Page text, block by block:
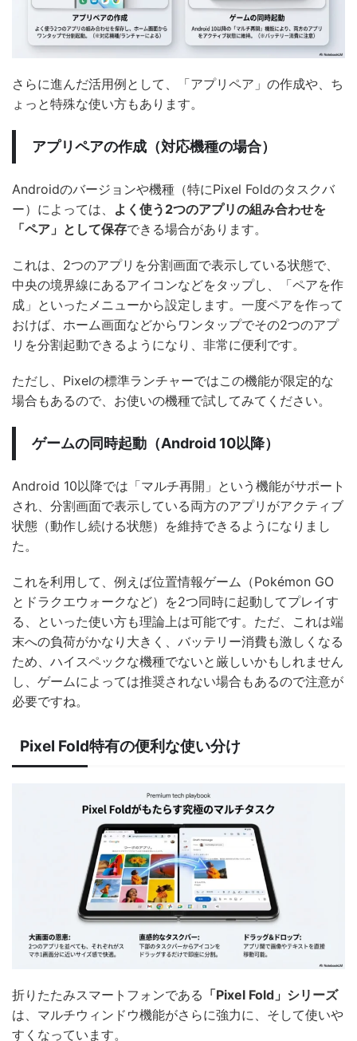
さらに進んだ活用例として、「アプリペア」の作成や、ち
ょっと特殊な使い方もあります。
アプリペアの作成（対応機種の場合）
Androidのバージョンや機種（特にPixel Foldのタスクバ
ー）によっては、 よく使う2つのアプリの組み合わせを
「ペア」として保存できる場合があります。
これは、2つのアプリを分割画面で表示している状態で、
中央の境界線にあるアイコンなどをタップし、「ペアを作
成」といったメニューから設定します。一度ペアを作って
おけば、ホーム画面などからワンタップでその2つのアプ
リを分割起動できるようになり、非常に便利です。
ただし、Pixelの標準ランチャーではこの機能が限定的な
場合もあるので、お使いの機種で試してみてください。
ゲームの同時起動（Android 10以降）
Android 10以降では「マルチ再開」という機能がサポート
され、分割画面で表示している両方のアプリがアクティブ
状態（動作し続ける状態）を維持できるようになりまし
た。
これを利用して、例えば位置情報ゲーム（Pokémon GO
とドラクエウォークなど）を2つ同時に起動してプレイす
る、といった使い方も理論上は可能です。ただ、これは端
末への負荷がかなり大きく、バッテリー消費も激しくなる
ため、ハイスペックな機種でないと厳しいかもしれません
し、ゲームによっては推奨されない場合もあるので注意が
必要ですね。
Pixel Fold特有の便利な使い分け
折りたたみスマートフォンである 「Pixel Fold」シリーズ
は、マルチウィンドウ機能がさらに強力に、そして使いや
すくなっています。